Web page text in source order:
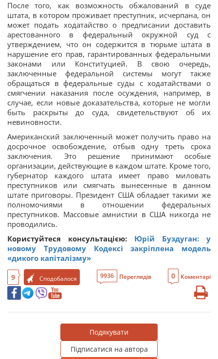
После того, как возможность обжалований в суде
штата, в котором проживает преступник, исчерпана, он
может подать ходатайство о предписании доставить
арестованного в федеральный окружной суд с
утверждением, что он содержится в тюрьме штата в
нарушение его прав, гарантированных федеральными
законами или Конституцией. В свою очередь,
заключенные федеральной системы могут также
обращаться в федеральные суды с ходатайствами о
смягчении наказания после осуждения, например, в
случае, если новые доказательства, которые не могли
быть раскрыты до суда, свидетельствуют об их
невиновности.
Американский заключенный может получить право на
досрочное освобождение, отбыв одну треть срока
заключения. Это решение принимают особые
организации, действующие в каждом штате. Кроме того,
губернатор каждого штата имеет право миловать
преступников или смягчать вынесенные в данном
штате приговоры. Президент США обладает такими же
полномочиями в отношении федеральных
преступников. Массовые амнистии в США никогда не
проводились.
Користуйтеся консультацією: Юрій Буздуган: у
новому Трудовому Кодексі закріплена модель
«дикого капіталізму»
9 Сподобалося 9936 Переглядів 0 Коментарі
Подякувати
Підписатися на автора